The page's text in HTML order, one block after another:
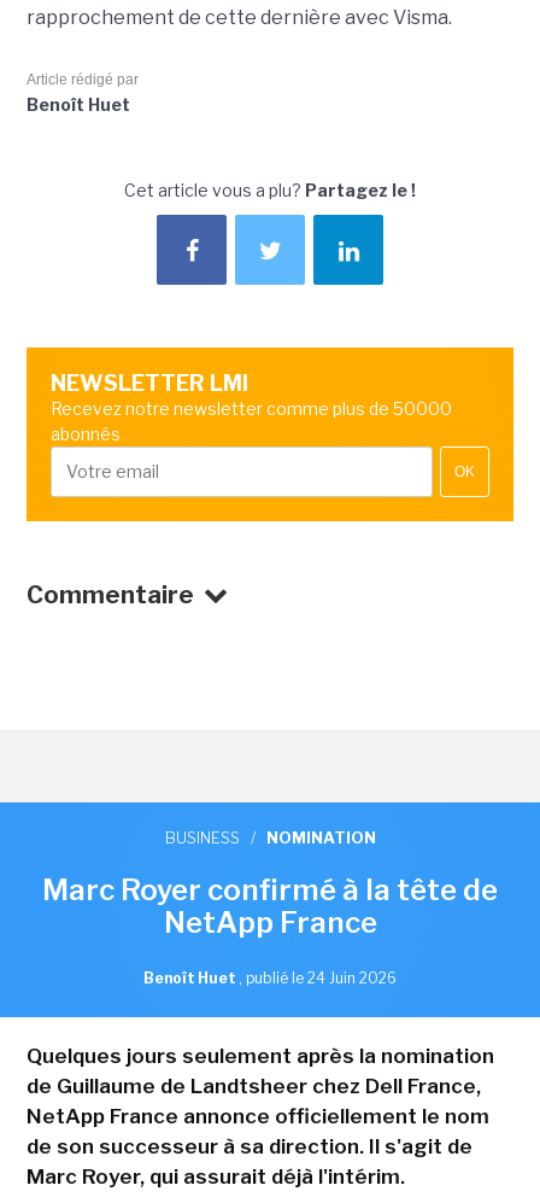
rapprochement de cette dernière avec Visma.
Article rédigé par
Benoît Huet
Cet article vous a plu? Partagez le !
NEWSLETTER LMI
Recevez notre newsletter comme plus de 50000
abonnés
OK
Commentaire
BUSINESS / NOMINATION
Marc Royer confirmé à la tête de
NetApp France
Benoît Huet , publié le 24 Juin 2026
Quelques jours seulement après la nomination
de Guillaume de Landtsheer chez Dell France,
NetApp France annonce officiellement le nom
de son successeur à sa direction. Il s'agit de
Marc Royer, qui assurait déjà l'intérim.